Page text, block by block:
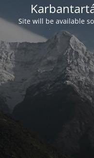
Site will be available